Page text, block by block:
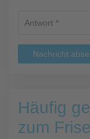
Nachricht
Häufig
zum